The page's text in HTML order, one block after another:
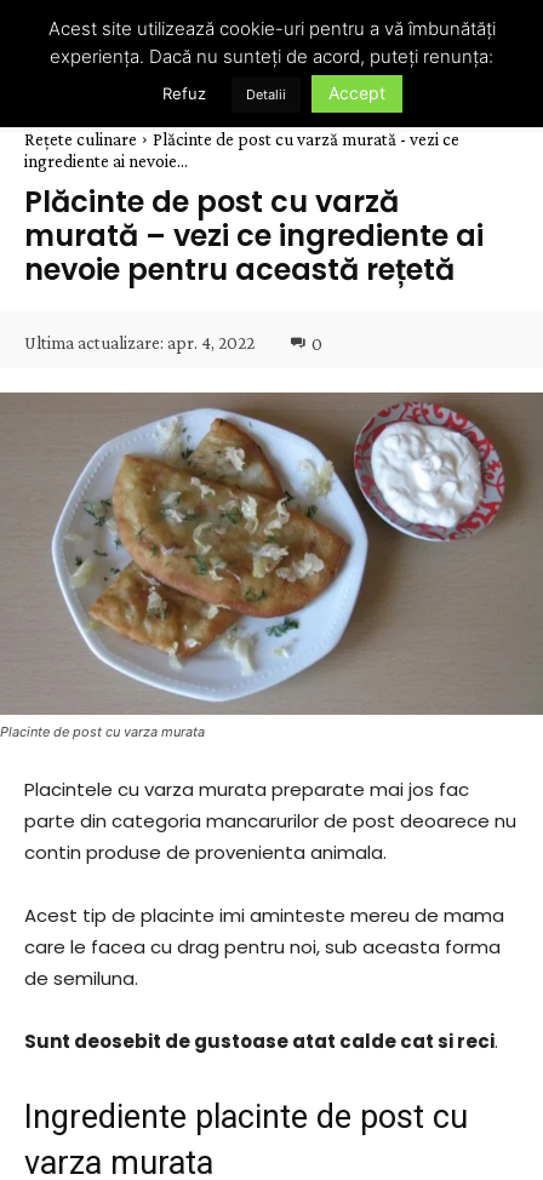
Rețete culinare
Plăcinte de post cu varză murată - vezi ce
ingrediente ai nevoie...
Plăcinte de post cu varză
murată – vezi ce ingrediente ai
nevoie pentru această rețetă
Ultima actualizare: apr. 4, 2022 0
Placinte de post cu varza murata
Placintele cu varza murata preparate mai jos fac
parte din categoria mancarurilor de post deoarece nu
contin produse de provenienta animala.
Acest tip de placinte imi aminteste mereu de mama
care le facea cu drag pentru noi, sub aceasta forma
de semiluna.
Sunt deosebit de gustoase atat calde cat si reci.
Ingrediente placinte de post cu
varza murata
Acest site utilizează cookie-uri pentru a vă îmbunătăți
experiența. Dacă nu sunteți de acord, puteți renunța:
Refuz Detalii Accept